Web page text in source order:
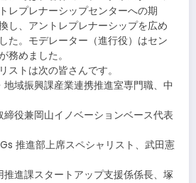
レプレナーシップセンターへの期
し、アントレプレナーシップを広め
た。モデレーター（進行役）はセン
務めました。
トは次の皆さんです。
域振興課産業連携推進室専門職、中
役兼岡山イノベーションベース代表
推進部上席スペシャリスト、武田憲
進課スタートアップ支援係係長、塚